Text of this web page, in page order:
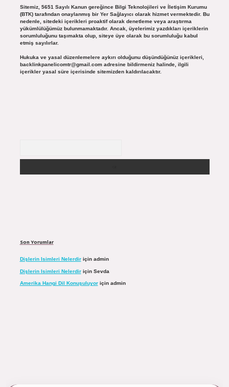
Sitemiz, 5651 Sayılı Kanun gereğince Bilgi Teknolojileri ve İletişim Kurumu
(BTK) tarafından onaylanmış bir Yer Sağlayıcı olarak hizmet vermektedir. Bu
nedenle, sitedeki içerikleri proaktif olarak denetleme veya araştırma
yükümlülüğümüz bulunmamaktadır. Ancak, üyelerimiz yazdıkları içeriklerin
sorumluluğunu taşımakta olup, siteye üye olarak bu sorumluluğu kabul
etmiş sayılırlar.
Hukuka ve yasal düzenlemelere aykırı olduğunu düşündüğünüz içerikleri,
backlinkpanelicomtr@gmail.comadresine bildirmeniz halinde, ilgili
içerikler yasal süre içerisinde sitemizden kaldırılacaktır.
Son Yorumlar
Dişlerin Isimleri Nelerdiriçin admin
Dişlerin Isimleri Nelerdiriçin Sevda
Amerika Hangi Dil Konuşuluyoriçin admin